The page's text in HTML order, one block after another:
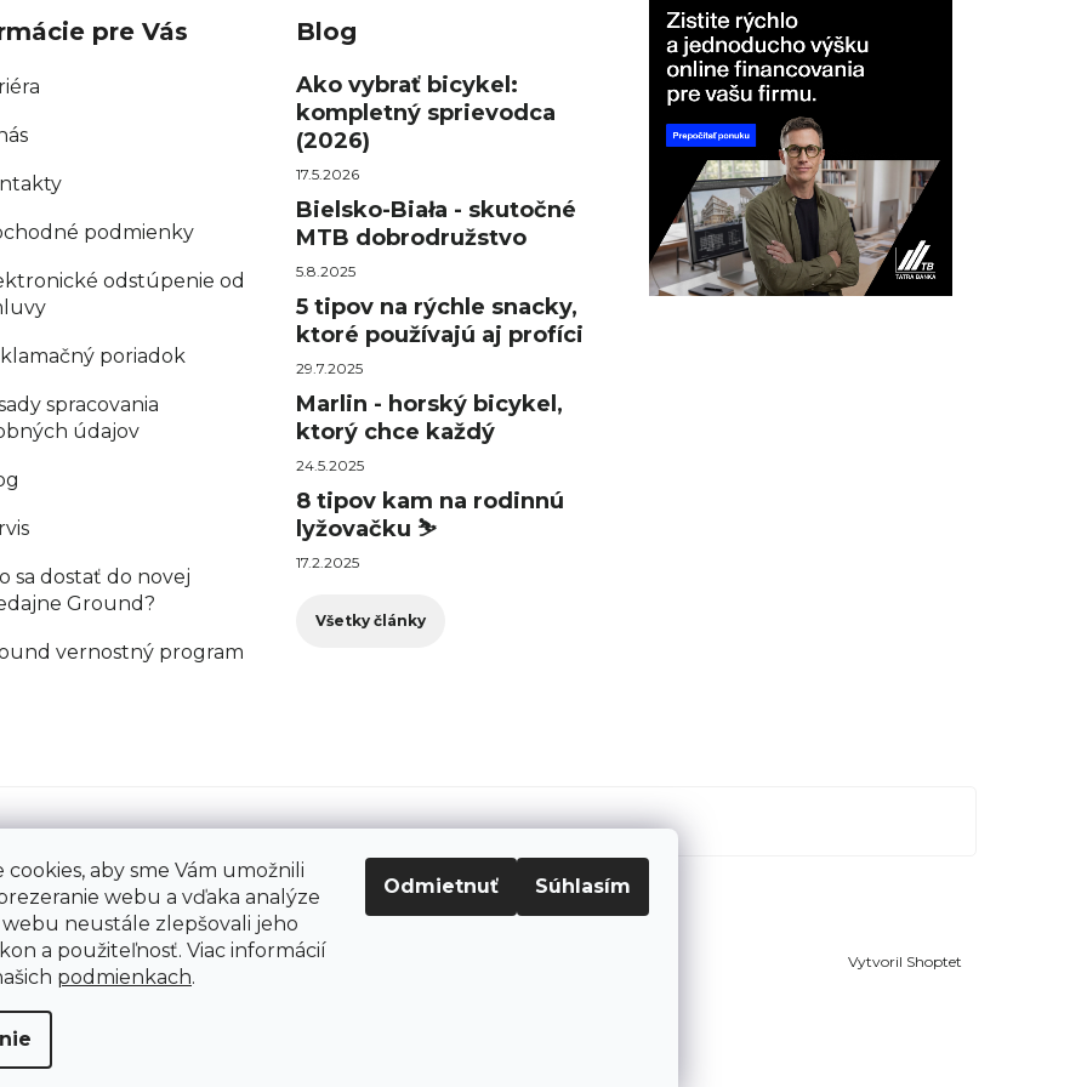
cookies, aby sme Vám umožnili
webu a vďaka analýze
neustále zlepšovali jeho
a použiteľnosť. Viac informácií
podmienkach.
Odmietnuť Súhlasím
pre Vás
podmienky
odstúpenie od
poriadok
spracovania
údajov
sa dostať do novej
Ground?
vernostný program
Blog
Ako vybrať bicykel:
kompletný sprievodca
(2026)
17.5.2026
Bielsko-Biała - skutočné
MTB dobrodružstvo
5.8.2025
5 tipov na rýchle snacky,
ktoré používajú aj profíci
29.7.2025
Marlin - horský bicykel,
ktorý chce každý
24.5.2025
8 tipov kam na rodinnú
lyžovačku ⛷️
17.2.2025
Všetky články
Vytvoril Shoptet
práva vyhradené.